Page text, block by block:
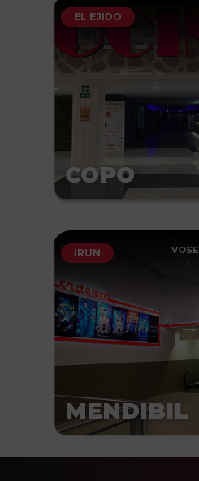
EL EJIDO
COPO
IRUN VOSE
MENDIBIL